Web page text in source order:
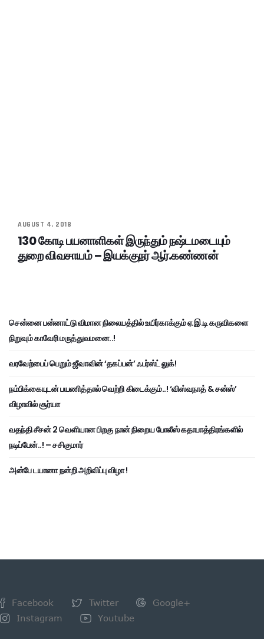
AUGUST 4, 2018
130 கோடி பயனாளிகள் இருந்தும் நஷ்டமடையும்
துறை விவசாயம் – இயக்குநர் ஆர்.கண்ணன்
சென்னை பன்னாட்டு விமான நிலையத்தில் உயிர்காக்கும் ஏ.இ.டி கருவிகளை
நிறுவும் காவேரி மருத்துவமனை..!
வரவேற்பைப் பெறும் ஜீவாவின் ‘தகப்பன்’ ஃபர்ஸ்ட் லுக்!
நம்பிக்கையுடன் பயணித்தால் வெற்றி கிடைக்கும்..! ‘விஸ்வநாத் & சன்ஸ்’
விழாவில் சூர்யா
வதந்தி சீசன் 2 வெளியான பிறகு நான் நிறைய போலீஸ் கதாபாத்திரங்களில்
நடிப்பேன்..! – சசிகுமார்
அன்பே டயானா நன்றி அறிவிப்பு விழா !
Facebook Twitter
Google+
Instagram
Youtube